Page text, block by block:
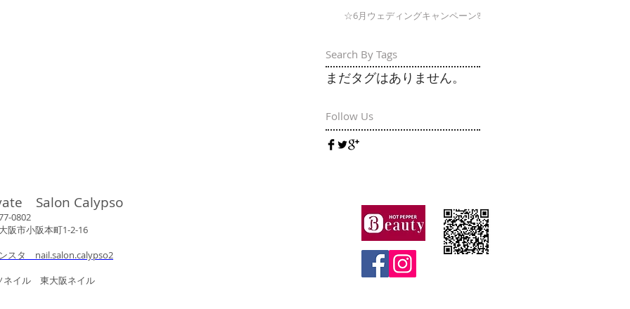
Search By Tags
☆6月ウェディングキャンペーン🌸
まだタグはありません。
Follow Us
Salon Calypso
市小阪本町1-2-16
タ nail.salon.calypso2
東大阪ネイル